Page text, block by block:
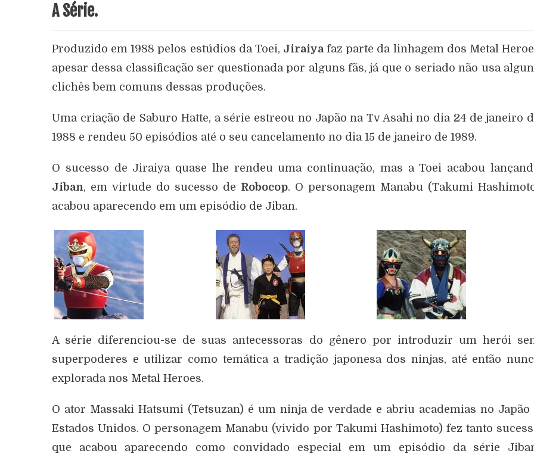
A Série.
Produzido em 1988 pelos estúdios da Toei, Jiraiya faz parte da linhagem dos Metal
apesar dessa classificação ser questionada por alguns fãs, já que o seriado não usa
clichês bem comuns dessas produções.
Uma criação de Saburo Hatte, a série estreou no Japão na Tv Asahi no dia 24 de janeiro
1988 e rendeu 50 episódios até o seu cancelamento no dia 15 de janeiro de 1989.
O sucesso de Jiraiya quase lhe rendeu uma continuação, mas a Toei acabou
Jiban, em virtude do sucesso de Robocop. O personagem Manabu (Takumi
acabou aparecendo em um episódio de Jiban.
A série diferenciou-se de suas antecessoras do gênero por introduzir um herói
superpoderes e utilizar como temática a tradição japonesa dos ninjas, até então
explorada nos Metal Heroes.
O ator Massaki Hatsumi (Tetsuzan) é um ninja de verdade e abriu academias no Japão
Estados Unidos. O personagem Manabu (vivido por Takumi Hashimoto) fez tanto
que acabou aparecendo como convidado especial em um episódio da série